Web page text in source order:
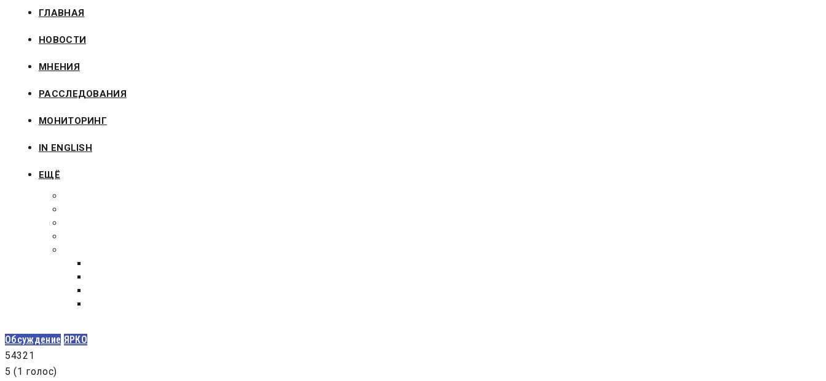
ГЛАВНАЯ
НОВОСТИ
МНЕНИЯ
РАССЛЕДОВАНИЯ
МОНИТОРИНГ
IN ENGLISH
ЕЩЁ
Обсуждение ЯРКО
54321
5 (1 голос)